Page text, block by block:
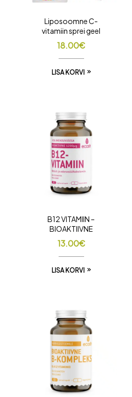
Liposoomne C-
vitamiin sprei geel
18.00€
LISA KORVI
B12 VITAMIIN –
BIOAKTIIVNE
13.00€
LISA KORVI